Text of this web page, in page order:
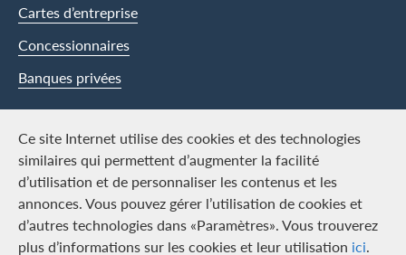
Ce site Internet utilise des cookies et des technologies
similaires qui permettent d’augmenter la facilité
d’utilisation et de personnaliser les contenus et les
annonces. Vous pouvez gérer l’utilisation de cookies et
d’autres technologies dans «Paramètres». Vous trouverez
plus d’informations sur les cookies et leur utilisation ici.
Cartes d’entreprise
Concessionnaires
Banques privées
Swisscard
Carrière
Offres d’emploi
Média